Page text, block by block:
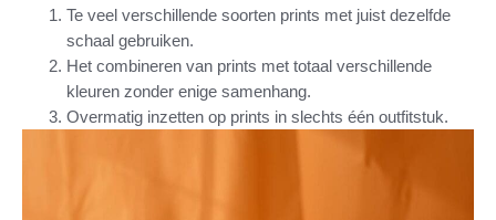
Te veel verschillende soorten prints met juist dezelfde
schaal gebruiken.
Het combineren van prints met totaal verschillende
kleuren zonder enige samenhang.
Overmatig inzetten op prints in slechts één outfitstuk.